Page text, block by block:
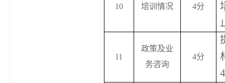
10 培训情况 4分
11
政策及业
务咨询
4分
4